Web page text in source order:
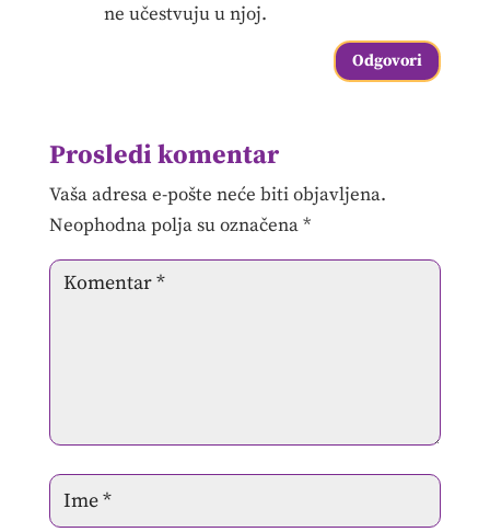
ne učestvuju u njoj.
Odgovori
Prosledi komentar
Vaša adresa e-pošte neće biti objavljena.
Neophodna polja su označena*